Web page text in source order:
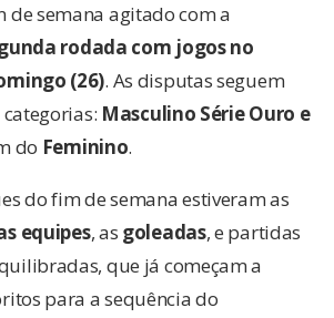
de semana agitado com a
rodada com jogos no
(26). As disputas seguem
Masculino Série Ouro e
do Feminino.
do fim de semana estiveram as
equipes, as goleadas, e partidas
que já começam a
para a sequência do